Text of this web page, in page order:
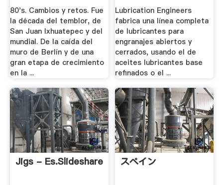
80's. Cambios y retos. Fue
la década del temblor, de
San Juan Ixhuatepec y del
mundial. De la caída del
muro de Berlín y de una
gran etapa de crecimiento
en la ...
Lubrication Engineers
fabrica una línea completa
de lubricantes para
engranajes abiertos y
cerrados, usando el de
aceites lubricantes base
refinados o el ...
Jigs - Es.slideshare スペイン